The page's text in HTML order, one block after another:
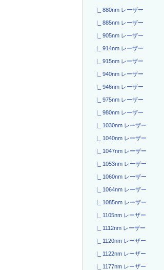
|_ 880nm レーザー
|_ 885nm レーザー
|_ 905nm レーザー
|_ 914nm レーザー
|_ 915nm レーザー
|_ 940nm レーザー
|_ 946nm レーザー
|_ 975nm レーザー
|_ 980nm レーザー
|_ 1030nm レーザー
|_ 1040nm レーザー
|_ 1047nm レーザー
|_ 1053nm レーザー
|_ 1060nm レーザー
|_ 1064nm レーザー
|_ 1085nm レーザー
|_ 1105nm レーザー
|_ 1112nm レーザー
|_ 1120nm レーザー
|_ 1122nm レーザー
|_ 1177nm レーザー